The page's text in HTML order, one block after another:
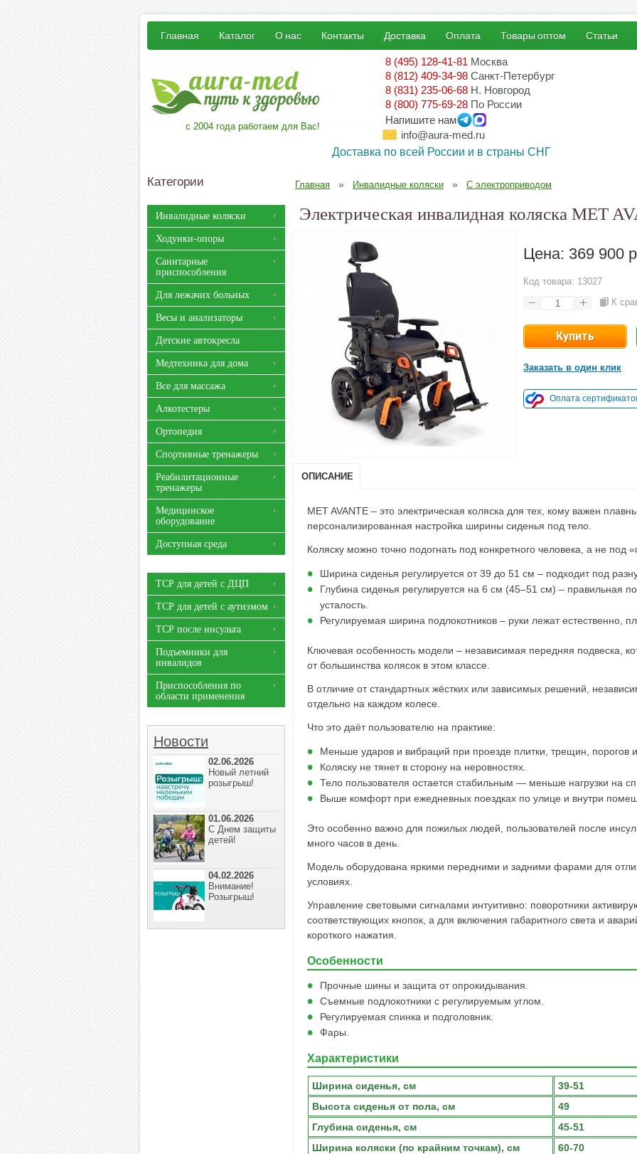
Главная Каталог О нас Контакты Доставка Оплата Товары оптом Статьи
с 2004 года работаем для Вас!
8 (495) 128-41-81 Москва
8 (812) 409-34-98 Санкт-Петербург
8 (831) 235-06-68 Н. Новгород
8 (800) 775-69-28 По России
Напишите нам
info@aura-med.ru
Доставка по всей России и в страны СНГ
Категории
Инвалидные коляски
Ходунки-опоры
Санитарные
приспособления
Для лежачих больных
Весы и анализаторы
Детские автокресла
Медтехника для дома
Все для массажа
Алкотестеры
Ортопедия
Спортивные тренажеры
Реабилитационные
тренажеры
Медицинское
оборудование
Доступная среда
ТСР для детей с ДЦП
ТСР для детей с аутизмом
ТСР после инсульта
Подъемники для
инвалидов
Приспособления по
области применения
Новости
02.06.2026
Новый летний
розыгрыш!
01.06.2026
С Днем защиты
детей!
04.02.2026
Внимание!
Розыгрыш!
Главная » Инвалидные коляски » С электроприводом
Электрическая инвалидная коляска MET
Цена: 369 900
Код товара: 13027
К
Заказать в один клик
Оплата
ОПИСАНИЕ
MET AVANTE – это электрическая коляска для тех, кому важен
персонализированная настройка ширины сиденья под тело.
Коляску можно точно подогнать под конкретного человека, а не под
Ширина сиденья регулируется от 39 до 51 см – подходит под
Глубина сиденья регулируется на 6 см (45–51 см) – правильная
усталость.
Регулируемая ширина подлокотников – руки лежат естественно,
Ключевая особенность модели – независимая передняя подвеска,
от большинства колясок в этом классе.
В отличие от стандартных жёстких или зависимых решений,
отдельно на каждом колесе.
Что это даёт пользователю на практике:
Меньше ударов и вибраций при проезде плитки, трещин, порогов
Коляску не тянет в сторону на неровностях.
Тело пользователя остается стабильным — меньше нагрузки на
Выше комфорт при ежедневных поездках по улице и внутри
Это особенно важно для пожилых людей, пользователей после
много часов в день.
Модель оборудована яркими передними и задними фарами для
условиях.
Управление световыми сигналами интуитивно: поворотники
соответствующих кнопок, а для включения габаритного света и
короткого нажатия.
Особенности
Прочные шины и защита от опрокидывания.
Съемные подлокотники с регулируемым углом.
Регулируемая спинка и подголовник.
Фары.
Характеристики
Ширина сиденья, см
39-51
Высота сиденья от пола, см
49
Глубина сиденья, см
45-51
Ширина коляски (по крайним точкам), см
60-70